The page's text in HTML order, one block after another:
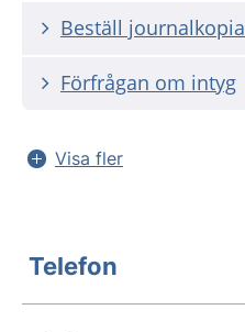
Beställ journalkopia
Förfrågan om intyg
Visa fler
Telefon